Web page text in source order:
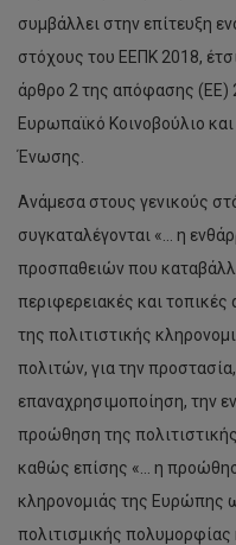
συμβάλλει στην επίτευξη
στόχους του ΕΕΠΚ 2018,
άρθρο 2 της απόφασης (EΕ)
Ευρωπαϊκό Κοινοβούλιο
Ένωσης.
Ανάμεσα στους γενικούς
συγκαταλέγονται «… η
προσπαθειών που
περιφερειακές και
της πολιτιστικής
πολιτών, για την
επαναχρησιμοποίηση, την
προώθηση της
καθώς επίσης «… η
κληρονομιάς της Ευρώπης
πολιτισμικής πολυμορφίας